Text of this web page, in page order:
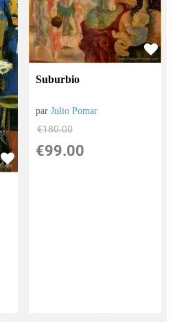
Suburbio
parJulio Pomar
€180.00
€99.00